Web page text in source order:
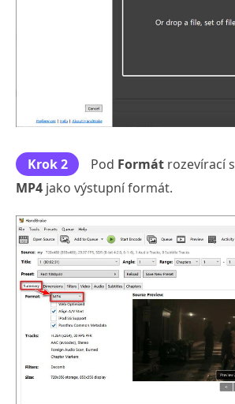
Krok 2 Pod Formát rozevírací
MP4 jako výstupní formát.